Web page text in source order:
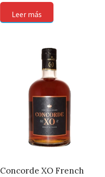
Leer más
Concorde XO French